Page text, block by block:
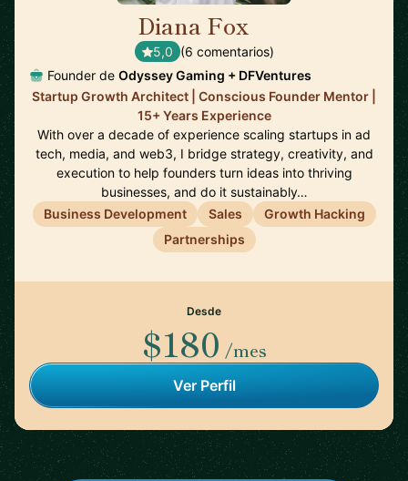
Diana Fox
5,0 (6 comentarios)
Founder de Odyssey Gaming + DFVentures
Startup Growth Architect | Conscious Founder Mentor |
15+ Years Experience
With over a decade of experience scaling startups in ad
tech, media, and web3, I bridge strategy, creativity, and
execution to help founders turn ideas into thriving
businesses, and do it sustainably…
Business Development
Sales
Growth Hacking
Partnerships
Desde
$180 /mes
Ver Perfil